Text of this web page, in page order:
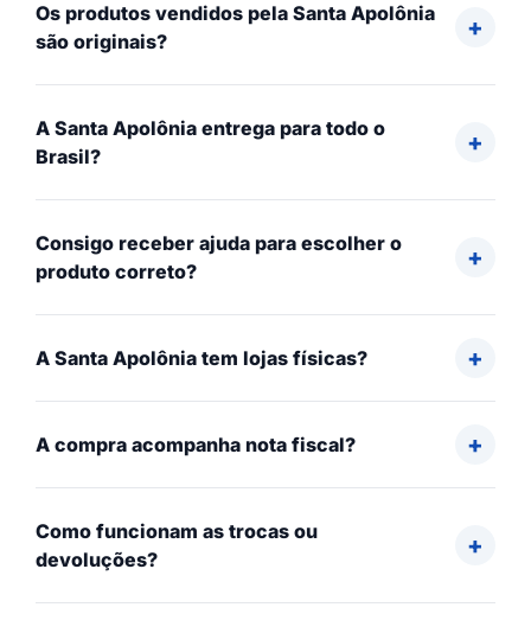
Os produtos vendidos pela Santa Apolônia
são originais?
A Santa Apolônia entrega para todo o
Brasil?
Consigo receber ajuda para escolher o
produto correto?
A Santa Apolônia tem lojas físicas?
A compra acompanha nota fiscal?
Como funcionam as trocas ou
devoluções?